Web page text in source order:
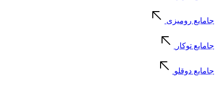
جامایع رومیزی
جامایع توکار
جامایع دوقلو